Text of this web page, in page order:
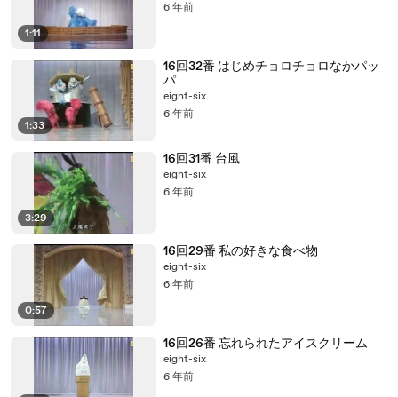
1:11
6 年前
1:33
16回32番 はじめチョロチョロなかパッ
パ
eight-six
6 年前
3:29
16回31番 台風
eight-six
6 年前
0:57
16回29番 私の好きな食べ物
eight-six
6 年前
16回26番 忘れられたアイスクリーム
eight-six
6 年前